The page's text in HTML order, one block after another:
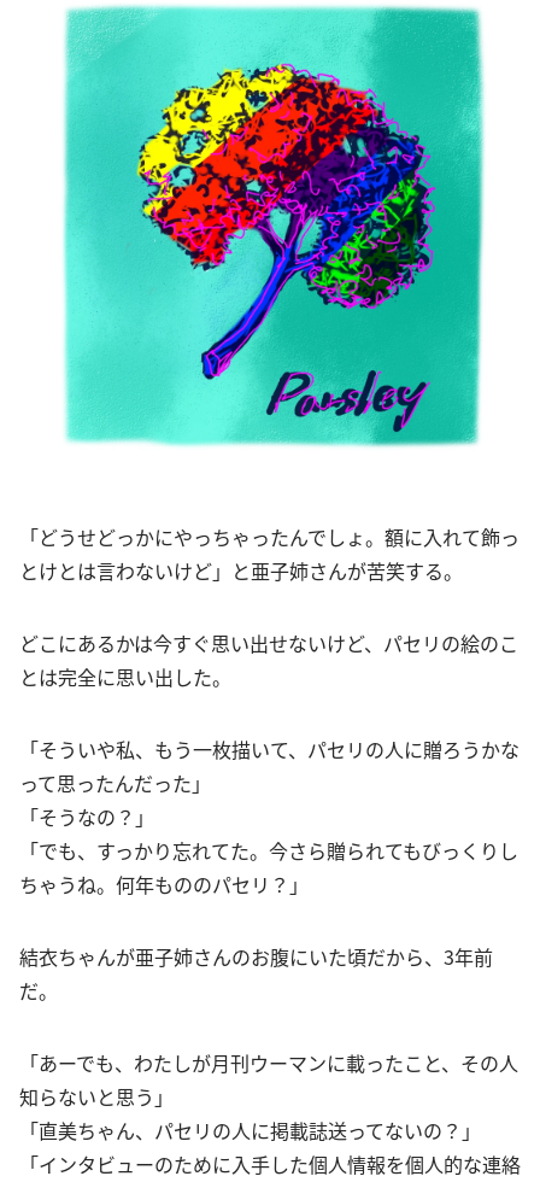
「どうせどっかにやっちゃったんでしょ。額に入れて飾っ
とけとは言わないけど」と亜子姉さんが苦笑する。
どこにあるかは今すぐ思い出せないけど、パセリの絵のこ
とは完全に思い出した。
「そういや私、もう一枚描いて、パセリの人に贈ろうかな
って思ったんだった」
「そうなの？」
「でも、すっかり忘れてた。今さら贈られてもびっくりし
ちゃうね。何年もののパセリ？」
結衣ちゃんが亜子姉さんのお腹にいた頃だから、3年前
だ。
「あーでも、わたしが月刊ウーマンに載ったこと、その人
知らないと思う」
「直美ちゃん、パセリの人に掲載誌送ってないの？」
「インタビューのために入手した個人情報を個人的な連絡